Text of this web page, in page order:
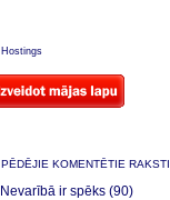
Hostings
PĒDĒJIE KOMENTĒTIE RAKSTI
Nevarībā ir spēks (90)